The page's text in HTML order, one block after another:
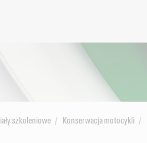
szkoleniowe Konserwacja motocykli